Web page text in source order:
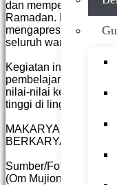
dan mempererat tali
Ramadan. Kepala
mengapresiasi
seluruh warga sekolah.
Kegiatan ini menjadi
pembelajaran pasca
nilai-nilai
tinggi di lingkungan
MAKARYA NGESTI
BERKARYA NYATA
Sumber/Foto :
(Om Mujiono Leo/